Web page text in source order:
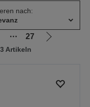
nach:
⋯ 27
Zur
Artikeln